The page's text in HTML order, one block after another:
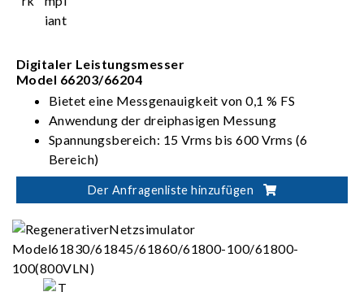
Digitaler Leistungsmesser
Model 66203/66204
Bietet eine Messgenauigkeit von 0,1 % FS
Anwendung der dreiphasigen Messung
Spannungsbereich: 15 Vrms bis 600 Vrms (6
Bereich)
Strombereich: 5 mArms bis 20 Arms (8 Bereich)
Verdrahtungsmodus: 1P2W, 1P3W, 3P3W, 3V3A,
Der Anfragenliste hinzufügen